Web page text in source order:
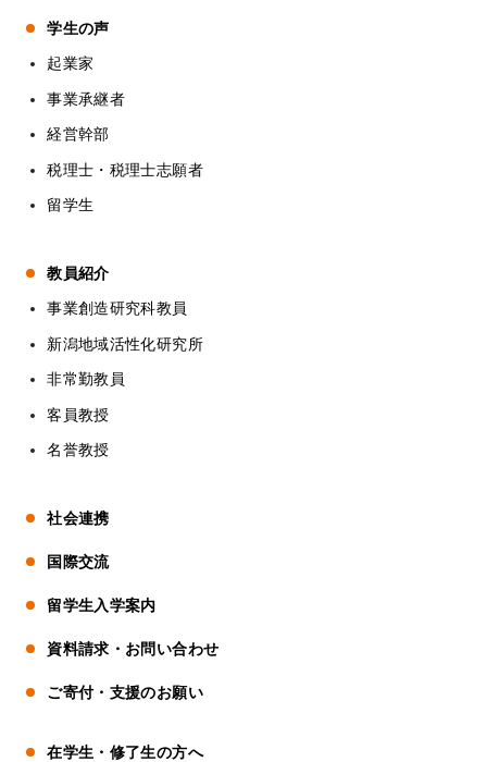
学生の声
起業家
事業承継者
経営幹部
税理士・税理士志願者
留学生
教員紹介
事業創造研究科教員
新潟地域活性化研究所
非常勤教員
客員教授
名誉教授
社会連携
国際交流
留学生入学案内
資料請求・お問い合わせ
ご寄付・支援のお願い
在学生・修了生の方へ